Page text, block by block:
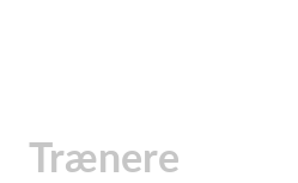
Trænere